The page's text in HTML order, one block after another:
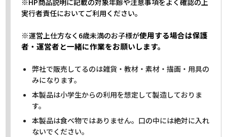
実行者責任においてご利用ください。
※運営上仕方なく6歳未満のお子様が使用する場合は保護
者・運営者と一緒に作業をお願いします。
弊社で販売してるのは雑貨・教材・素材・描画・用具の
みになります。
本製品は小学生からの利用を想定して製造しておりま
す。
本製品は食べ物ではありません。口の中には絶対に入れ
ないでください。